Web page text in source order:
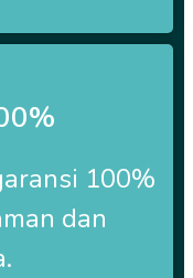
100%
dan